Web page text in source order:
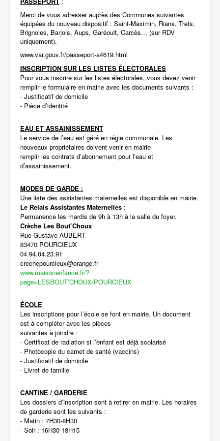
Merci de vous adresser auprès des Communes suivantes
équipées du nouveau dispositif : Saint-Maximin, Rians, Trets,
Brignoles, Barjols, Aups, Garéoult, Carcès… (sur RDV
uniquement).
www.var.gouv.fr/passeport-a4619.html
INSCRIPTION SUR LES LISTES ÉLECTORALES
Pour vous inscrire sur les listes électorales, vous devez venir
remplir le formulaire en mairie avec les documents suivants :
- Justificatif de domicile
- Pièce d’identité
EAU ET ASSAINISSEMENT
Le service de l’eau est géré en régie communale. Les
nouveaux propriétaires doivent venir en mairie
remplir les contrats d’abonnement pour l’eau et
d’assainissement.
MODES DE GARDE :
Une liste des assistantes maternelles est disponible en mairie.
Le Relais Assistantes Maternelles :
Permanence les mardis de 9h à 13h à la salle du foyer.
Crèche Les Bout’Choux
Rue Gustave AUBERT
83470 POURCIEUX
04.94.04.23.91
crechepourcieux@orange.fr
www.maisonenfance.fr/?
page=LESBOUT’CHOUX/POURCIEUX
ÉCOLE
Les inscriptions pour l’école se font en mairie. Un document
est à compléter avec les pièces
suivantes à joindre :
- Certificat de radiation si l’enfant est déjà scolarisé
- Photocopie du carnet de santé (vaccins)
- Justificatif de domicile
- Livret de famille
CANTINE / GARDERIE
Les dossiers d’inscription sont à retirer en mairie. Les horaires
de garderie sont les suivants :
- Matin : 7H30-8H30
- Soir : 16H30-18H15